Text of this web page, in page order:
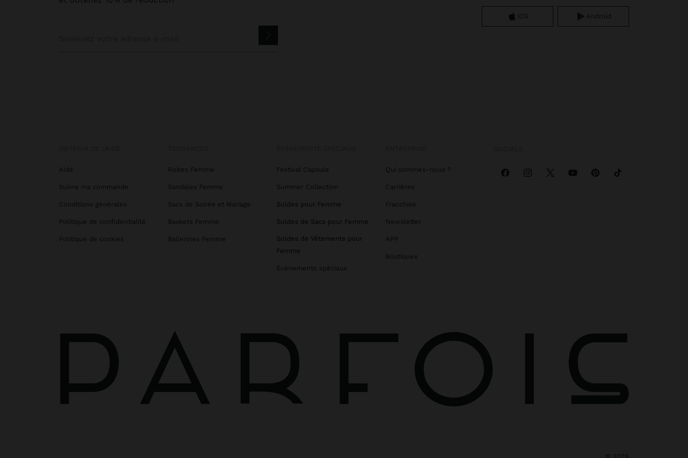
iOS Android
Aide
Suivre ma commande
Conditions générales
Politique de confidentialité
Politique de cookies
Robes Femme
Sandales Femme
Sacs de Soirée et Mariage
Baskets Femme
Ballerines Femme
Festival Capsule
Summer Collection
Soldes pour Femme
Soldes de Sacs pour Femme
Soldes de Vêtements pour
Femme
Événements spéciaux
Qui sommes-nous ?
Carrières
Franchise
Newsletter
APP
Boutiques
© 2026